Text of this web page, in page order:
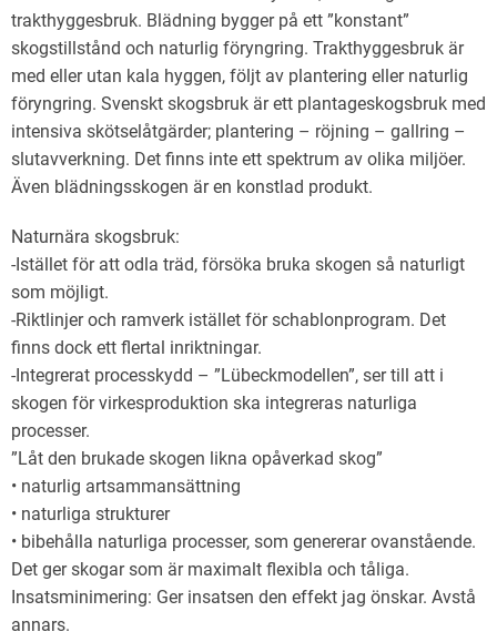
trakthyggesbruk. Blädning bygger på ett ”konstant”
skogstillstånd och naturlig föryngring. Trakthyggesbruk är
med eller utan kala hyggen, följt av plantering eller naturlig
föryngring. Svenskt skogsbruk är ett plantageskogsbruk med
intensiva skötselåtgärder; plantering – röjning – gallring –
slutavverkning. Det finns inte ett spektrum av olika miljöer.
Även blädningsskogen är en konstlad produkt.
Naturnära skogsbruk:
-Istället för att odla träd, försöka bruka skogen så naturligt
som möjligt.
-Riktlinjer och ramverk istället för schablonprogram. Det
finns dock ett flertal inriktningar.
-Integrerat processkydd – ”Lübeckmodellen”, ser till att i
skogen för virkesproduktion ska integreras naturliga
processer.
”Låt den brukade skogen likna opåverkad skog”
• naturlig artsammansättning
• naturliga strukturer
• bibehålla naturliga processer, som genererar ovanstående.
Det ger skogar som är maximalt flexibla och tåliga.
Insatsminimering: Ger insatsen den effekt jag önskar. Avstå
annars.